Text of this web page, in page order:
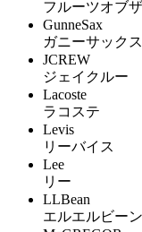
フルーツオブ
GunneSax
ガニーサックス
JCREW
ジェイクルー
Lacoste
ラコステ
Levis
リーバイス
Lee
リー
LLBean
エルエルビーン